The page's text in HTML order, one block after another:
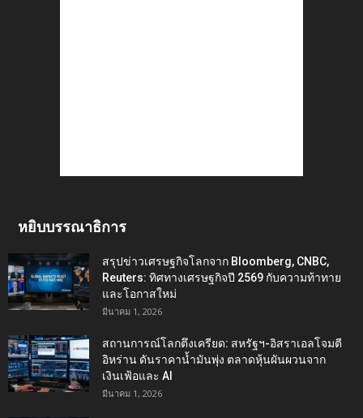
หยิบบรรณาธิการ
สรุปข่าวเศรษฐกิจโลกจาก Bloomberg, CNBC,
Reuters: ทิศทางเศรษฐกิจปี 2569 กับความท้าทาย
และโอกาสใหม่
มีนาคม 1, 2026
สถานการณ์โลกตึงเครียด: สหรัฐฯ-อิสราเอลโจมตี
อิหร่าน ดันราคาน้ำมันพุ่ง ตลาดหุ้นผันผวนจาก
เงินเฟ้อและ AI
มีนาคม 1, 2026